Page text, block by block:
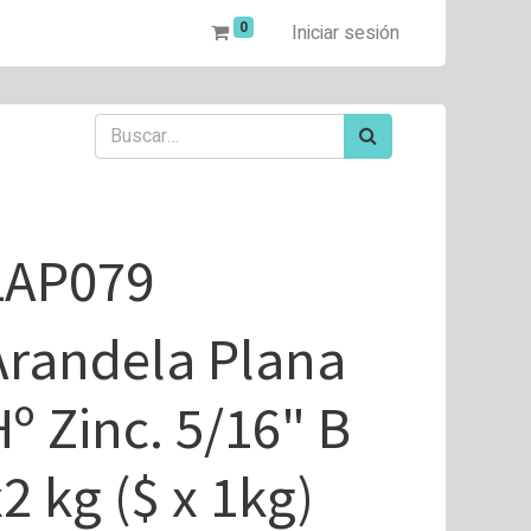
0 Iniciar sesión
Plana
Zinc. 5/16" B
kg ($ x 1kg)